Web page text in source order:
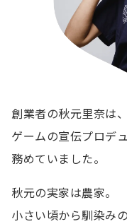
創業者の秋元里奈は
ゲームの宣伝プロデ
務めていました。
秋元の実家は農家。
小さい頃から馴染み